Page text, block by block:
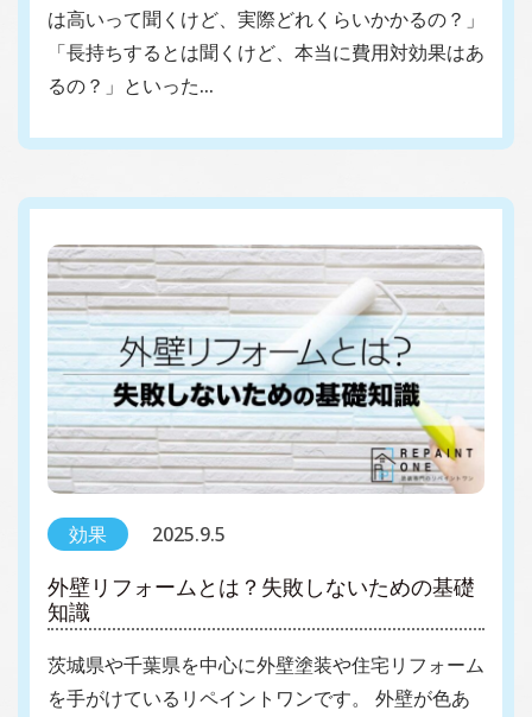
は高いって聞くけど、実際どれくらいかかるの？」
「長持ちするとは聞くけど、本当に費用対効果はあ
るの？」といった…
効果 2025.9.5
外壁リフォームとは？失敗しないための基礎
知識
茨城県や千葉県を中心に外壁塗装や住宅リフォーム
を手がけているリペイントワンです。 外壁が色あ